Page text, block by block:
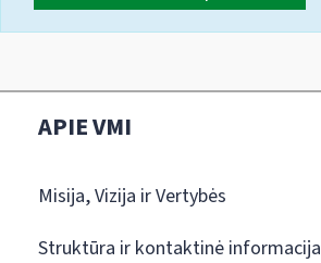
APIE VMI
Misija, Vizija ir Vertybės
Struktūra ir kontaktinė informacija